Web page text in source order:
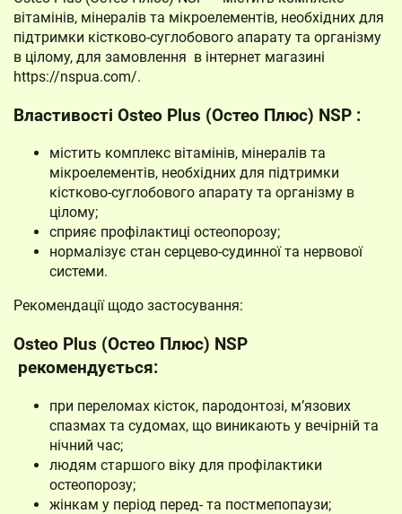
вітамінів, мінералів та мікроелементів, необхідних для
підтримки кістково-суглобового апарату та організму
в цілому, для замовлення в інтернет магазині
https://nspua.com/.
Властивості Osteo Plus (Остео Плюс) NSP :
містить комплекс вітамінів, мінералів та
мікроелементів, необхідних для підтримки
кістково-суглобового апарату та організму в
цілому;
сприяє профілактиці остеопорозу;
нормалізує стан серцево-судинної та нервової
системи.
Рекомендації щодо застосування:
Osteo Plus (Остео Плюс) NSP
рекомендується:
при переломах кісток, пародонтозі, м’язових
спазмах та судомах, що виникають у вечірній та
нічний час;
людям старшого віку для профілактики
остеопорозу;
жінкам у період перед- та постмепопаузи;